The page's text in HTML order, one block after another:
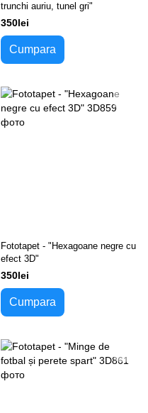
trunchi auriu, tunel gri"
350lei
Cumpara
Fototapet - "Hexagoane negre cu
efect 3D"
350lei
Cumpara